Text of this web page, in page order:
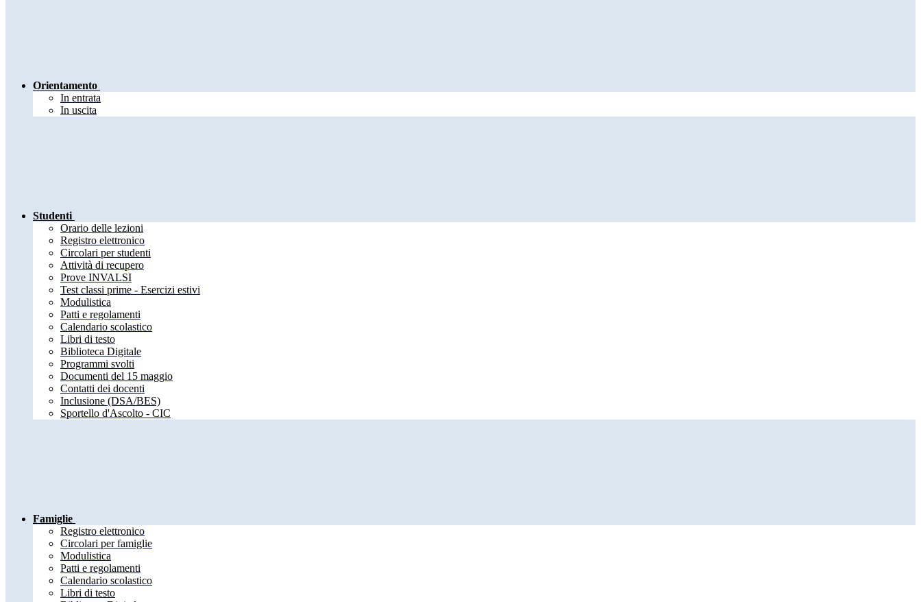
Orientamento
In entrata
In uscita
Studenti
Orario delle lezioni
Registro elettronico
Circolari per studenti
Attività di recupero
Prove INVALSI
Test classi prime - Esercizi estivi
Modulistica
Patti e regolamenti
Calendario scolastico
Libri di testo
Biblioteca Digitale
Programmi svolti
Documenti del 15 maggio
Contatti dei docenti
Inclusione (DSA/BES)
Sportello d'Ascolto - CIC
Famiglie
Registro elettronico
Circolari per famiglie
Modulistica
Patti e regolamenti
Calendario scolastico
Libri di testo